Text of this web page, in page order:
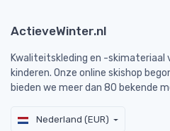
ActieveWinter.nl
Kwaliteitskleding en -skimateriaal
kinderen. Onze online skishop
bieden we meer dan 80 bekende
Nederland (EUR)